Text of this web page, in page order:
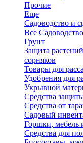
Прочие
Еще
Садоводство и
Все
Грунт
Защита
сорняков
Товары для
Удобрения для
Укрывной
Средства
Средства от
Садовый
Горшки, мебель
Средства для